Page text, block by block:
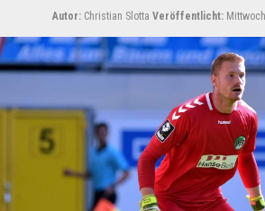
Autor: Christian Slotta Veröffentlicht: